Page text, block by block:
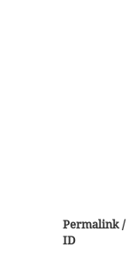
Permalink /
ID